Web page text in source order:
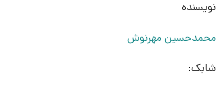
نویسنده
محمدحسین مهرنوش
شابک: